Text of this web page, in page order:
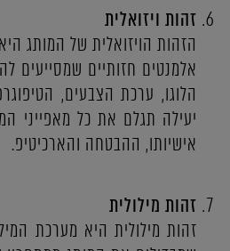
זהות ויזואלית
הזהות הויזואלית של המותג
אלמנטים חזותיים שמסייעים
הלוגו, ערכת הצבעים,
יעילה תגלם את כל מאפייני
אישיותו, ההבטחה והארכיטיפ.
זהות מילולית
זהות מילולית היא מערכת